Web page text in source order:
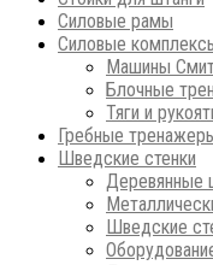
Силовые рамы
Силовые
Машины
Блочные
Тяги и
Гребные
Шведские стенки
Деревянные
Шведские